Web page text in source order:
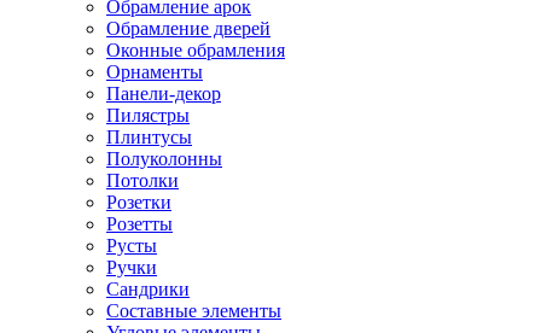
Обрамление арок
Обрамление дверей
Оконные обрамления
Орнаменты
Панели-декор
Пилястры
Плинтусы
Полуколонны
Потолки
Розетки
Розетты
Русты
Ручки
Сандрики
Составные элементы